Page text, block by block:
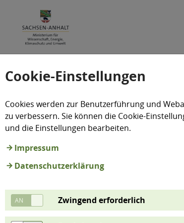
LÜSAexpand_more Karten Veranstaltungen
Cookie-Einstellungen
Cookies werden zur Benutzerführung und
zu verbessern. Sie können die Cookie-
und die Einstellungen bearbeiten.
Impressum
Datenschutzerklärung
Zwingend erforderlich